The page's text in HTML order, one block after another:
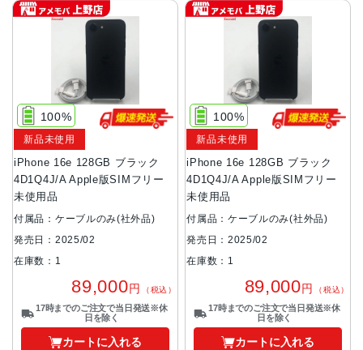
iPhone 16e 128GB ブラック
4D1Q4J/A Apple版SIMフリー
未使用品
100%
新品未使用
付属品：ケーブルのみ(社外品)
発売日：2025/02
在庫数：1
89,000円 （税込）
17時までのご注文で当日発送※休
日を除く
カートに入れる
iPhone 16e 128GB ブラック
4D1Q4J/A Apple版SIMフリー
未使用品
100%
新品未使用
付属品：ケーブルのみ(社外品)
発売日：2025/02
在庫数：1
89,000円 （税込）
17時までのご注文で当日発送※休
日を除く
カートに入れる